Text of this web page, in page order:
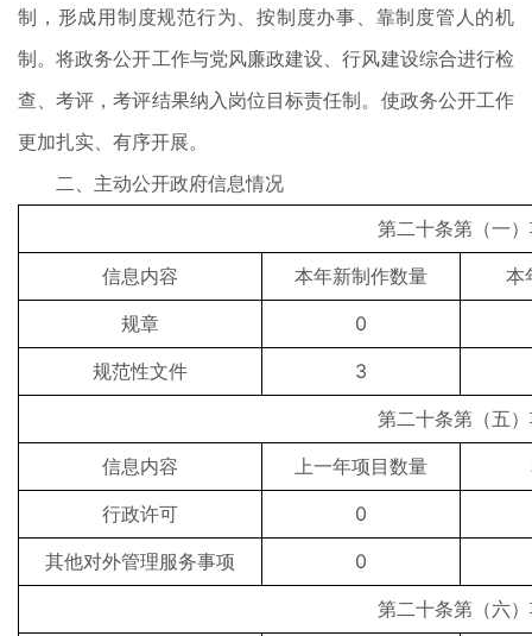
制，形成用制度规范行为、按制度办事、靠制度管人的机
制。将政务公开工作与党风廉政建设、行风建设综合进行检
查、考评，考评结果纳入岗位目标责任制。使政务公开工作
更加扎实、有序开展。
二、主动公开政府信息情况
第二十条第（一
信息内容
本年新制作数量
本
规章
0
规范性文件
3
第二十条第（五
信息内容
上一年项目数量
行政许可
0
其他对外管理服务事项
0
第二十条第（六